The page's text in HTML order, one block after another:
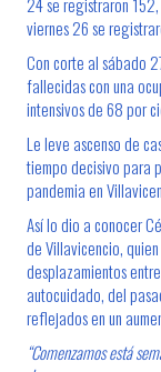
viernes 26 se
Con corte al sábado
fallecidas con una
intensivos de 68 por
Le leve ascenso de
tiempo decisivo para
pandemia en
Así lo dio a conocer
de Villavicencio,
desplazamientos
autocuidado, del
reflejados en un
“Comenzamos está